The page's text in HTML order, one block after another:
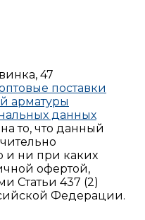
47
поставки
арматуры
данных
то, что данный
и ни при каких
офертой,
Статьи 437 (2)
Федерации.